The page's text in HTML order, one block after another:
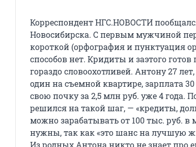
Корреспондент НГС.НОВОСТИ
Новосибирска. С первым мужчиной
короткой (орфография и пунктуация
способов нет. Кридиты и заэтого
гораздо словоохотливей. Антону 27
один на съемной квартире, зарплата
свою почку за 2,5 млн руб. уже 4 года.
решился на такой шаг, — «кредиты,
можно зарабатывать от 100 тыс. руб.
нужны, так как «это шанс на лучшую
Из родных Антона никто не знает про